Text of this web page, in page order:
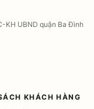
KH UBND quận Ba Đình
KHÁCH HÀNG